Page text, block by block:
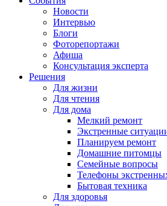
Новости
Интервью
Блоги
Фоторепортажи
Афиша
Консультация эксперта
Решения
Для жизни
Для чтения
Для дома
Мелкий ремонт
Экстренные
Планируем ремонт
Домашние питомцы
Семейные вопросы
Телефоны
Бытовая техника
Для здоровья